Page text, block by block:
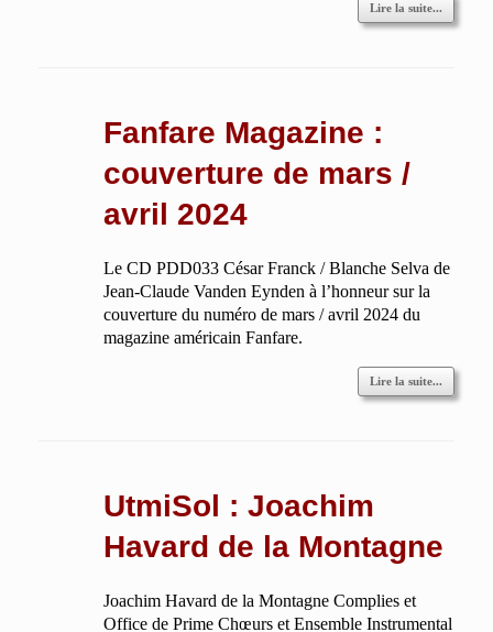
Lire la suite...
Fanfare Magazine :
couverture de mars /
avril 2024
Le CD PDD033 César Franck / Blanche Selva de
Jean-Claude Vanden Eynden à l’honneur sur la
couverture du numéro de mars / avril 2024 du
magazine américain Fanfare.
Lire la suite...
UtmiSol : Joachim
Havard de la Montagne
Joachim Havard de la Montagne Complies et
Office de Prime Chœurs et Ensemble Instrumental